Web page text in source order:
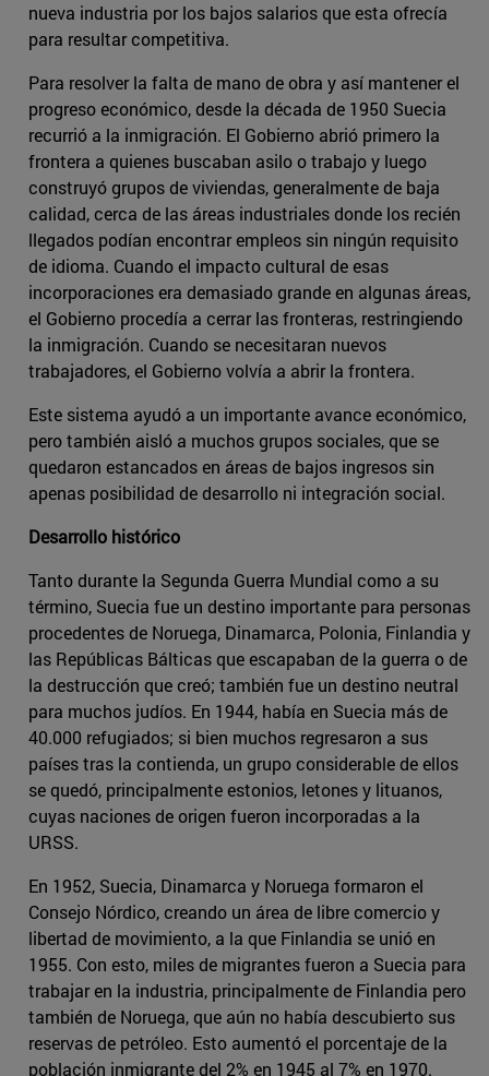
nueva industria por los bajos salarios que esta ofrecía
para resultar competitiva.
Para resolver la falta de mano de obra y así mantener el
progreso económico, desde la década de 1950 Suecia
recurrió a la inmigración. El Gobierno abrió primero la
frontera a quienes buscaban asilo o trabajo y luego
construyó grupos de viviendas, generalmente de baja
calidad, cerca de las áreas industriales donde los recién
llegados podían encontrar empleos sin ningún requisito
de idioma. Cuando el impacto cultural de esas
incorporaciones era demasiado grande en algunas áreas,
el Gobierno procedía a cerrar las fronteras, restringiendo
la inmigración. Cuando se necesitaran nuevos
trabajadores, el Gobierno volvía a abrir la frontera.
Este sistema ayudó a un importante avance económico,
pero también aisló a muchos grupos sociales, que se
quedaron estancados en áreas de bajos ingresos sin
apenas posibilidad de desarrollo ni integración social.
Desarrollo histórico
Tanto durante la Segunda Guerra Mundial como a su
término, Suecia fue un destino importante para personas
procedentes de Noruega, Dinamarca, Polonia, Finlandia y
las Repúblicas Bálticas que escapaban de la guerra o de
la destrucción que creó; también fue un destino neutral
para muchos judíos. En 1944, había en Suecia más de
40.000 refugiados; si bien muchos regresaron a sus
países tras la contienda, un grupo considerable de ellos
se quedó, principalmente estonios, letones y lituanos,
cuyas naciones de origen fueron incorporadas a la
URSS.
En 1952, Suecia, Dinamarca y Noruega formaron el
Consejo Nórdico, creando un área de libre comercio y
libertad de movimiento, a la que Finlandia se unió en
1955. Con esto, miles de migrantes fueron a Suecia para
trabajar en la industria, principalmente de Finlandia pero
también de Noruega, que aún no había descubierto sus
reservas de petróleo. Esto aumentó el porcentaje de la
población inmigrante del 2% en 1945 al 7% en 1970.